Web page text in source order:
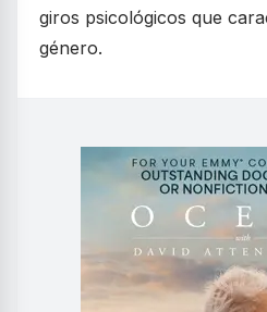
giros psicológicos que
género.